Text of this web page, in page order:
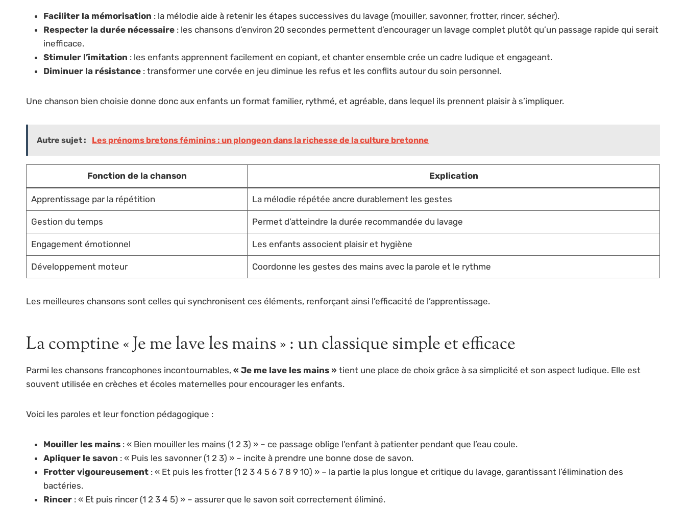
Faciliter la mémorisation : la mélodie aide à retenir les étapes successives du lavage (mouiller, savonner, frotter, rincer, sécher).
Respecter la durée nécessaire : les chansons d’environ 20 secondes permettent d’encourager un lavage complet plutôt qu’un passage rapide qui serait
inefficace.
Stimuler l’imitation : les enfants apprennent facilement en copiant, et chanter ensemble crée un cadre ludique et engageant.
Diminuer la résistance : transformer une corvée en jeu diminue les refus et les conflits autour du soin personnel.
Une chanson bien choisie donne donc aux enfants un format familier, rythmé, et agréable, dans lequel ils prennent plaisir à s’impliquer.
Autre sujet : Les prénoms bretons féminins : un plongeon dans la richesse de la culture bretonne
Fonction de la chanson Explication
Apprentissage par la répétition La mélodie répétée ancre durablement les gestes
Gestion du temps Permet d’atteindre la durée recommandée du lavage
Engagement émotionnel Les enfants associent plaisir et hygiène
Développement moteur Coordonne les gestes des mains avec la parole et le rythme
Les meilleures chansons sont celles qui synchronisent ces éléments, renforçant ainsi l’efficacité de l’apprentissage.
La comptine « Je me lave les mains » : un classique simple et efficace
Parmi les chansons francophones incontournables, « Je me lave les mains » tient une place de choix grâce à sa simplicité et son aspect ludique. Elle est
souvent utilisée en crèches et écoles maternelles pour encourager les enfants.
Voici les paroles et leur fonction pédagogique :
Mouiller les mains : « Bien mouiller les mains (1 2 3) » – ce passage oblige l’enfant à patienter pendant que l’eau coule.
Apliquer le savon : « Puis les savonner (1 2 3) » – incite à prendre une bonne dose de savon.
Frotter vigoureusement : « Et puis les frotter (1 2 3 4 5 6 7 8 9 10) » – la partie la plus longue et critique du lavage, garantissant l’élimination des
bactéries.
Rincer : « Et puis rincer (1 2 3 4 5) » – assurer que le savon soit correctement éliminé.